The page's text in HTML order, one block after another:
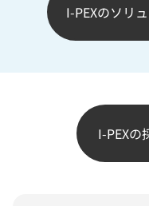
I-PEXのソリ
I-PEXの